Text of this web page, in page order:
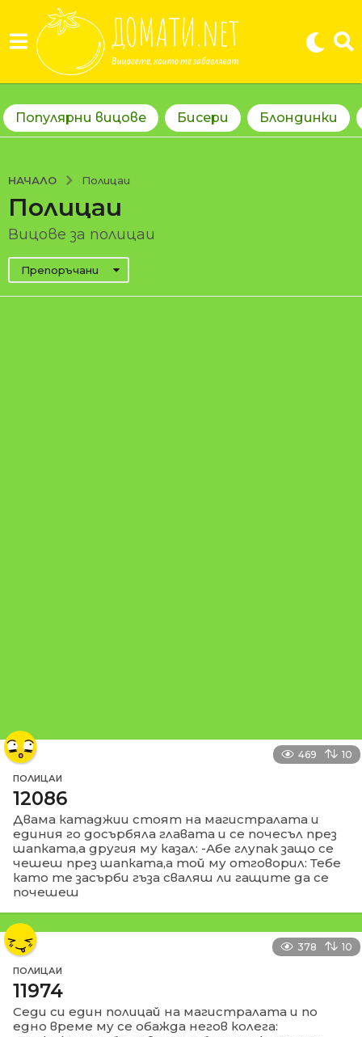
Популярни вицове Бисери Блондинки
НАЧАЛО Полицаи
Полицаи
Вицове за полицаи
Препоръчани
469 10
ПОЛИЦАИ
12086
Двама катаджии стоят на магистралата и
единия го досърбяла главата и се почесъл през
шапката,а другия му казал: -Абе глупак защо се
чешеш през шапката,а той му отговорил: Тебе
като те засърби гъза сваляш ли гащите да се
почешеш
378 10
ПОЛИЦАИ
11974
Седи си един полицай на магистралата и по
едно време му се обажда негов колега: